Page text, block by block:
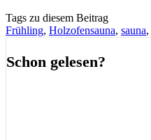
Tags zu diesem Beitrag
Frühling, Holzofensauna, sauna,
Schon gelesen?